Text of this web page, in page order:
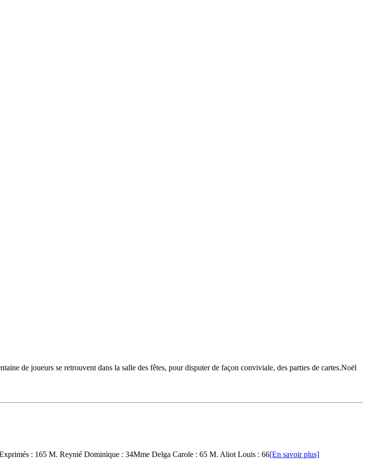
de joueurs se retrouvent dans la salle des fêtes, pour disputer de façon conviviale, des parties de cartes.Noël
: 165 M. Reynié Dominique : 34Mme Delga Carole : 65 M. Aliot Louis : 66[En savoir plus]